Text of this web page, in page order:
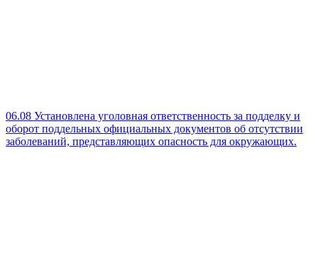
06.08 Установлена уголовная ответственность за подделку и
оборот поддельных официальных документов об отсутствии
заболеваний, представляющих опасность для окружающих.